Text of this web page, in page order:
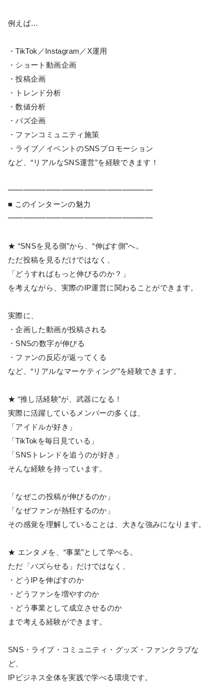
例えば…
・TikTok／Instagram／X運用
・ショート動画企画
・投稿企画
・トレンド分析
・数値分析
・バズ企画
・ファンコミュニティ施策
・ライブ／イベントのSNSプロモーション
など、“リアルなSNS運営”を経験できます！
━━━━━━━━━━━━━━━━━━━
■ このインターンの魅力
━━━━━━━━━━━━━━━━━━━
★ “SNSを見る側”から、“伸ばす側”へ。
ただ投稿を見るだけではなく、
「どうすればもっと伸びるのか？」
を考えながら、実際のIP運営に関わることができます。
実際に、
・企画した動画が投稿される
・SNSの数字が伸びる
・ファンの反応が返ってくる
など、“リアルなマーケティング”を経験できます。
★ “推し活経験”が、武器になる！
実際に活躍しているメンバーの多くは、
「アイドルが好き」
「TikTokを毎日見ている」
「SNSトレンドを追うのが好き」
そんな経験を持っています。
「なぜこの投稿が伸びるのか」
「なぜファンが熱狂するのか」
その感覚を理解していることは、大きな強みになります。
★ エンタメを、“事業”として学べる。
ただ「バズらせる」だけではなく、
・どうIPを伸ばすのか
・どうファンを増やすのか
・どう事業として成立させるのか
まで考える経験ができます。
SNS・ライブ・コミュニティ・グッズ・ファンクラブな
ど、
IPビジネス全体を実践で学べる環境です。